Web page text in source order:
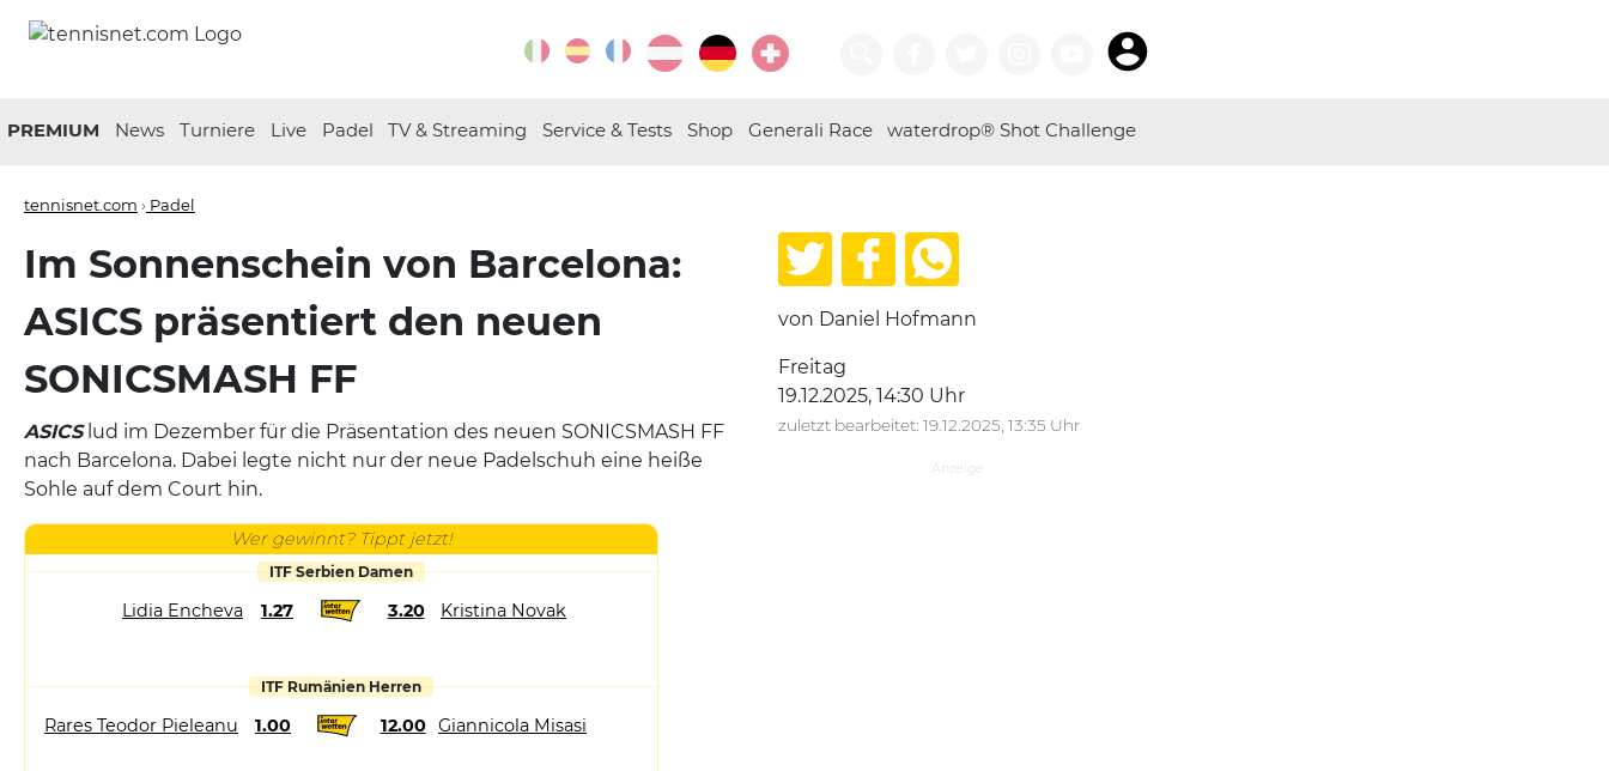
PREMIUM News Turniere Live Padel TV & Streaming Service & Tests Shop Generali Race waterdrop® Shot Challenge
tennisnet.com › Padel
Im Sonnenschein von Barcelona:
ASICS präsentiert den neuen
SONICSMASH FF
ASICSlud im Dezember für die Präsentation des neuen SONICSMASH FF
nach Barcelona. Dabei legte nicht nur der neue Padelschuh eine heiße
Sohle auf dem Court hin.
Wer gewinnt? Tippt jetzt!
ITF Serbien Damen
Lidia Encheva 1.27 3.20 Kristina Novak
ITF Rumänien Herren
Rares Teodor Pieleanu 1.00 12.00 Giannicola Misasi
von Daniel Hofmann
Freitag
19.12.2025, 14:30 Uhr
zuletzt bearbeitet: 19.12.2025, 13:35 Uhr